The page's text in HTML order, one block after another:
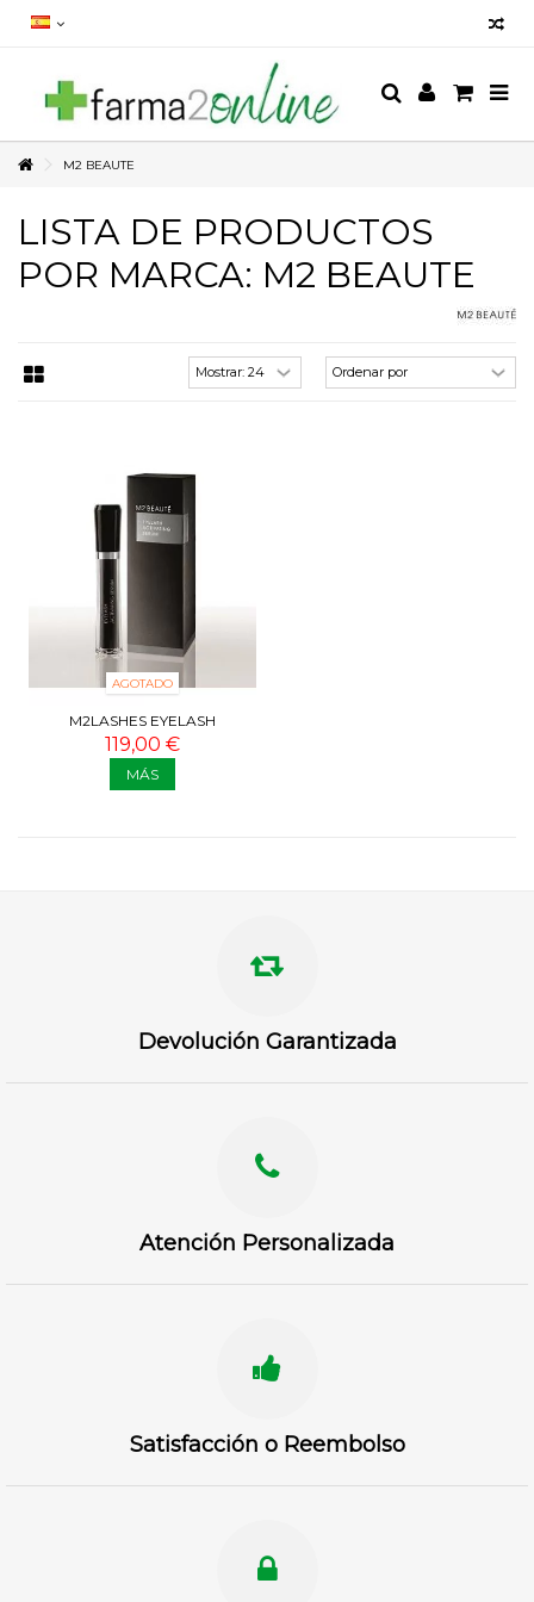
M2 BEAUTE
LISTA DE PRODUCTOS
POR MARCA: M2 BEAUTE
AGOTADO
M2LASHES EYELASH
ACTIVATING SERUM +
RIZADOR DE PRECISION
119,00 €
MÁS
Devolución Garantizada
Atención Personalizada
Satisfacción o Reembolso